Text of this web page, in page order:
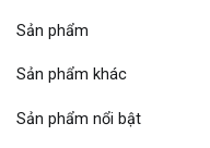
Sản phẩm
Sản phẩm khác
Sản phẩm nổi bật